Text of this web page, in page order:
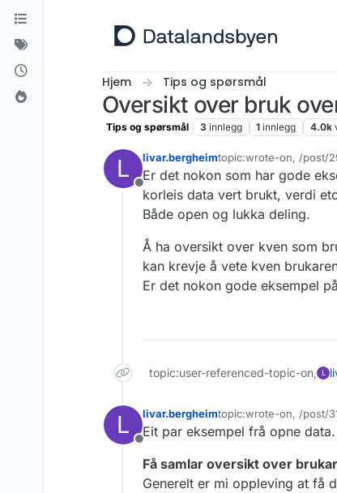
Hopp til innhold
Hjem Tips og spørsmål
Oversikt over bruk
Tips og spørsmål 3 innlegg 1 innlegg 4.0k
L
Frakoblet
livar.bergheimtopic:wrote-on, /post/
Sist endret av
Er det nokon som har gode
korleis data vert brukt, verdi
Både open og lukka deling.
Å ha oversikt over kven som
kan krevje å vete kven
Er det nokon gode eksempel
topic:user-referenced-topic-on, L
L
Frakoblet
livar.bergheimtopic:wrote-on, /post/
Sist endret av
Eit par eksempel frå opne data.
Få samlar oversikt over
Generelt er mi oppleving at få